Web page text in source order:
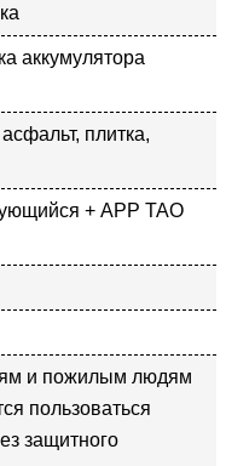
аккумулятора
плитка,
+ APP TAO
и пожилым людям
пользоваться
защитного